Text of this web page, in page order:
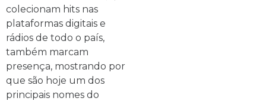
colecionam hits nas
plataformas digitais e
rádios de todo o país,
também marcam
presença, mostrando por
que são hoje um dos
principais nomes do